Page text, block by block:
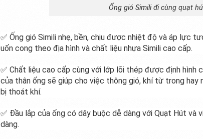
Ống gió Simili đi cùng quạt
✅ Ống gió Simili nhẹ, bền, chịu được nhiệt độ và áp lực
uốn cong theo địa hình và chất liệu nhựa Simili cao cấp.
✅ Chất liệu cao cấp cùng với lớp lõi thép được định hình
của thân ống sẽ giúp cho việc thông gió, khí từ trong hay
bị thoát khí.
✅ Đầu lắp của ống có dây buộc dễ dàng với Quạt Hút và
dàng.